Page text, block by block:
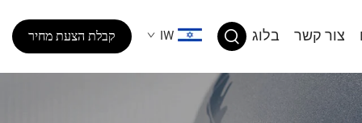
צור קשר בלוג IW קבלת הצעת מחיר